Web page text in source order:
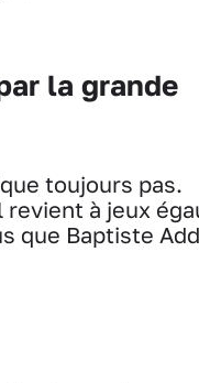
la grande
toujours pas.
revient à jeux
que Baptiste